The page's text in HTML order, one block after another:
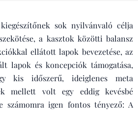
sok nyilvánvaló célja
a kasztok közötti balansz
ellátott lapok bevezetése, az
lapok és koncepciók támogatása,
kis időszerű, ideiglenes meta
mellett volt egy eddig kevésbé
számomra igen fontos tényező: A